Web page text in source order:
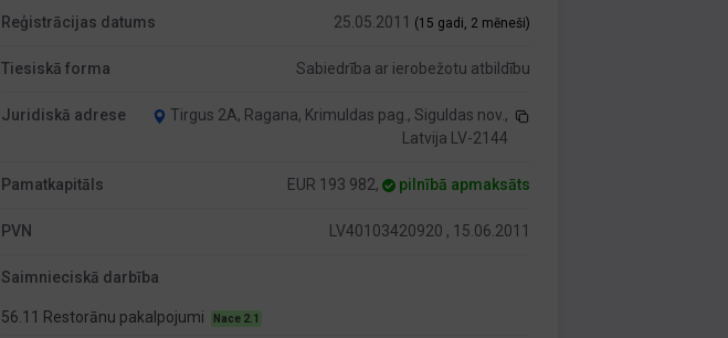
Reģistrācijas datums 25.05.2011 (15 gadi, 2 mēneši)
Tiesiskā forma Sabiedrība ar ierobežotu atbildību
Juridiskā adrese
Tirgus 2A, Ragana, Krimuldas pag., Siguldas nov.,
Latvija LV-2144
Pamatkapitāls EUR 193 982, pilnībā apmaksāts
PVN LV40103420920 , 15.06.2011
Saimnieciskā darbība
56.11 Restorānu pakalpojumi Nace 2.1